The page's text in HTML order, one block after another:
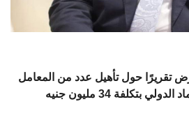
تقريرًا حول تأهيل عدد من المعامل
بتكلفة 34 مليون جنيه